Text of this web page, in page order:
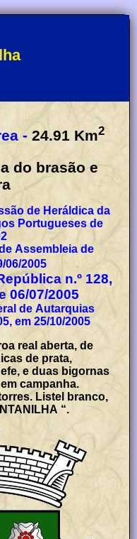
- 24.91 Km2
do brasão e
de Heráldica da
Portugueses de
Assembleia de
06/2005
n.º 128,
06/07/2005
de Autarquias
em 25/10/2005
real aberta, de
de prata,
e duas bigornas
campanha.
Listel branco,
“.